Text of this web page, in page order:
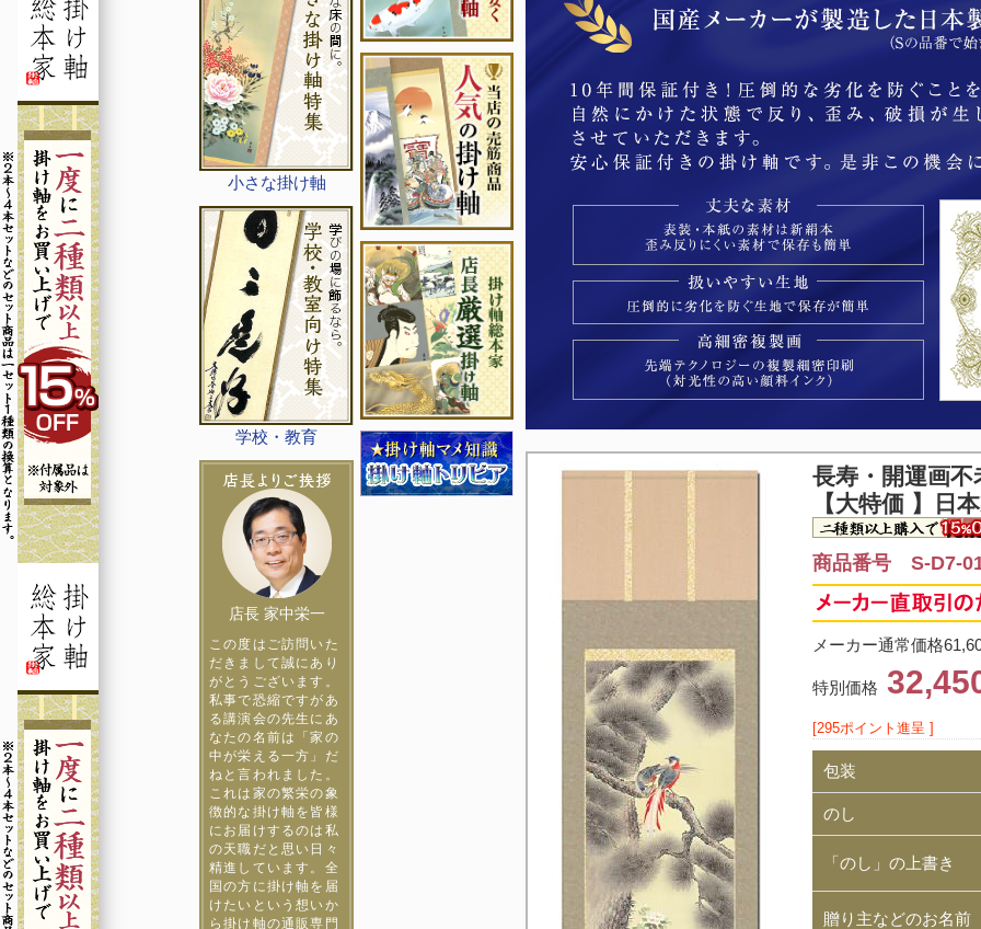
小さな掛け軸
学校・教育
店長 家中栄一
この度はご訪問いた
だきまして誠にあり
がとうございます。
私事で恐縮ですがあ
る講演会の先生にあ
なたの名前は「家の
中が栄える一方」だ
ねと言われました。
これは家の繁栄の象
徴的な掛け軸を皆様
にお届けするのは私
の天職だと思い日々
精進しています。全
国の方に掛け軸を届
けたいという想いか
ら掛け軸の通販専門
長寿・開運画不
【大特価 】日
商品番号 S-D7-
メーカー通常価格
特別価格
[295ポイント進呈 ]
包装
のし
「のし」の上書き
贈り主などのお名前